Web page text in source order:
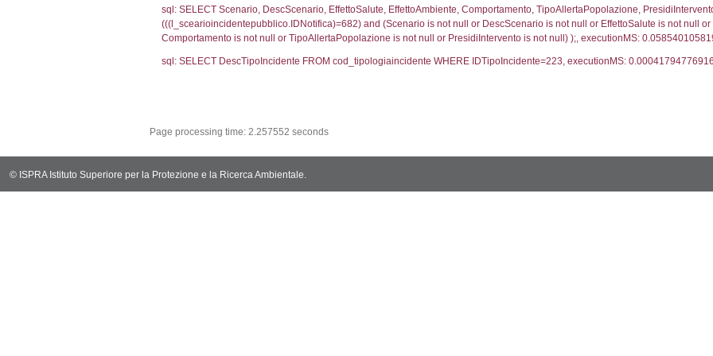
(f_territori_limitrofi.IDTipologiaTerritorio =
WHERE (((f_territori_limitrofi.IDNotifica)=682) AND
sql: SELECT f_territori_limitrofi.Distanza,
WHERE (((f_territori_limitrofi.IDNotifica)=682) AND
sql: SELECT reg_f_territori_limitrofi.Distanza,